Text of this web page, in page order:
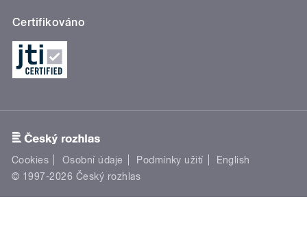
Certifikováno
Cookies Osobní údaje Podmínky užití
English
© 1997-2026 Český rozhlas